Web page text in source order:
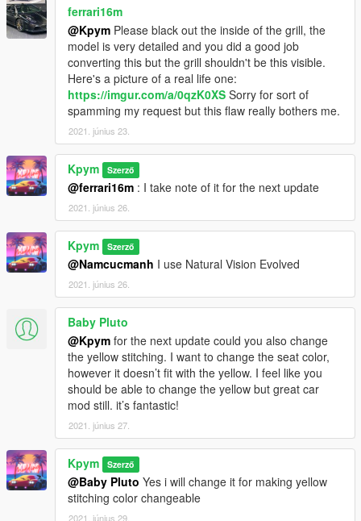
- No Engine
--- CHANGELOGS ---
- Remake all Readme
- Fix Addon Crash (Test with last game version)
--- STATUS---
- Locked
--- CREDIT ---
Model from :HKV Studio
Convert | UvMap : Kpym
Textures : Kpym | HKV Studio
Screenshots : Kpym
Addon Help :3821|Sadmangtafan|Son of God
ferrari16m
@Kpym Please black out the inside of the grill, the
model is very detailed and you did a good job
converting this but the grill shouldn't be this visible.
Here's a picture of a real life one:
https://imgur.com/a/0qzK0XS Sorry for sort of
spamming my request but this flaw really bothers me.
2021. június 23.
Kpym Szerző
@ferrari16m : I take note of it for the next update
2021. június 26.
Kpym Szerző
@Namcucmanh I use Natural Vision Evolved
2021. június 26.
Baby Pluto
@Kpym for the next update could you also change
the yellow stitching. I want to change the seat color,
however it doesn’t fit with the yellow. I feel like you
should be able to change the yellow but great car
mod still. it’s fantastic!
2021. június 27.
Kpym Szerző
@Baby Pluto Yes i will change it for making yellow
stitching color changeable
2021. június 29.